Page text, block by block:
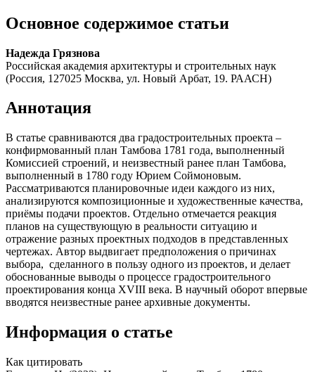
Основное содержимое статьи
Надежда Грязнова
Российская академия архитектуры и строительных наук
(Россия, 127025 Москва, ул. Новый Арбат, 19. РААСН)
Аннотация
В статье сравниваются два градостроительных проекта –
конфирмованный план Тамбова 1781 года, выполненный
Комиссией строений, и неизвестный ранее план Тамбова,
выполненный в 1780 году Юрием Соймоновым.
Рассматриваются планировочные идеи каждого из них,
анализируются композиционные и художественные качества,
приёмы подачи проектов. Отдельно отмечается реакция
планов на существующую в реальности ситуацию и
отражение разных проектных подходов в представленных
чертежах. Автор выдвигает предположения о причинах
выбора, сделанного в пользу одного из проектов, и делает
обоснованные выводы о процессе градостроительного
проектирования конца XVIII века. В научный оборот впервые
вводятся неизвестные ранее архивные документы.
Информация о статье
Как цитировать